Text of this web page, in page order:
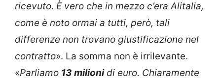
ricevuto. È vero che in mezzo c’era Alitalia,
come è noto ormai a tutti, però, tali
differenze non trovano giustificazione nel
contratto». La somma non è irrilevante.
«Parliamo 13 milionidi euro. Chiaramente